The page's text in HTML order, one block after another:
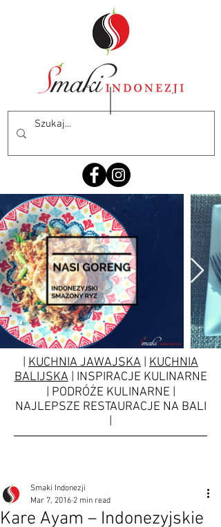
KUCHNIA JAWAJSKA
KUCHNIA
BALIJSKA | INSPIRACJE KULINARNE
| PODRÓŻE KULINARNE |
NAJLEPSZE RESTAURACJE NA BALI
Kare Ayam – Indonezyjskie
Smaki Indonezji
Mar 7, 2016 2 min read